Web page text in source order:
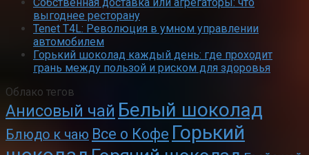
выгоднее ресторану
Tenet T4L: Революция в умном управлении
автомобилем
Горький шоколад каждый день: где проходит
грань между пользой и риском для здоровья
Облако тегов
Анисовый чай Белый шоколад
Блюдо к чаю Все о Кофе Горький